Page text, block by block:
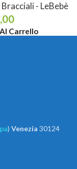
Bracciali - LeBebè
Carrello
) Venezia 30124